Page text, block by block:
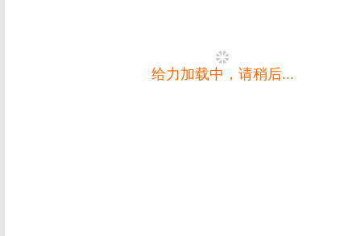
给力加载中，请稍后...